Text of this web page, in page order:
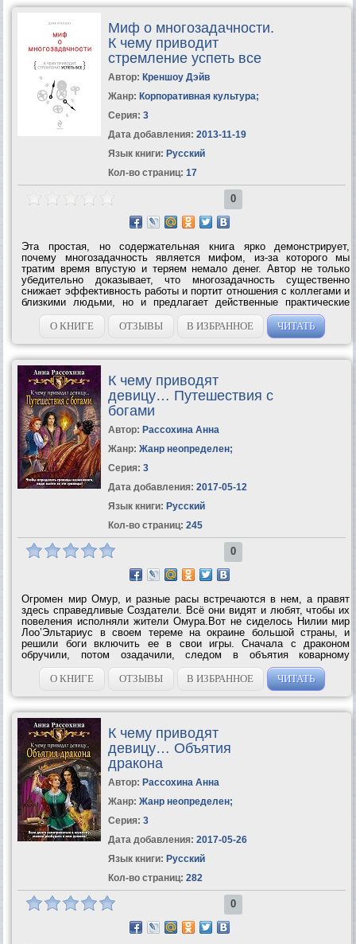
Миф о многозадачности.
К чему приводит
стремление успеть все
Автор: Креншоу Дэйв
Жанр: Корпоративная культура;
Серия: 3
Дата добавления: 2013-11-19
Язык книги: Русский
Кол-во страниц: 17
0
Эта простая, но содержательная книга ярко демонстрирует,
почему многозадачность является мифом, из-за которого мы
тратим время впустую и теряем немало денег. Автор не только
убедительно доказывает, что многозадачность существенно
снижает эффективность работы и портит отношения с коллегами и
близкими людьми, но и предлагает действенные практические
советы тем, кто хочет научиться сосредотачивать свое внимание
на текущей задаче...
О КНИГЕ ОТЗЫВЫ В ИЗБРАННОЕ ЧИТАТЬ
К чему приводят
девицу… Путешествия с
богами
Автор: Рассохина Анна
Жанр: Жанр неопределен;
Серия: 3
Дата добавления: 2017-05-12
Язык книги: Русский
Кол-во страниц: 245
0
Огромен мир Омур, и разные расы встречаются в нем, а правят
здесь справедливые Создатели. Всё они видят и любят, чтобы их
повеления исполняли жители Омура.Вот не сиделось Нилии мир
Лоо’Эльтариус в своем тереме на окраине большой страны, и
решили боги включить ее в свои игры. Сначала с драконом
обручили, потом озадачили, следом в объятия коварному
соблазнителю отдали. А теперь и вовсе по разным мирам
путешествовать отправили, чтобы...
О КНИГЕ ОТЗЫВЫ В ИЗБРАННОЕ ЧИТАТЬ
К чему приводят
девицу… Объятия
дракона
Автор: Рассохина Анна
Жанр: Жанр неопределен;
Серия: 3
Дата добавления: 2017-05-26
Язык книги: Русский
Кол-во страниц: 282
0